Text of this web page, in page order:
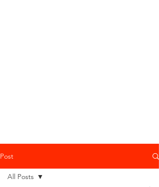
Post
All Posts